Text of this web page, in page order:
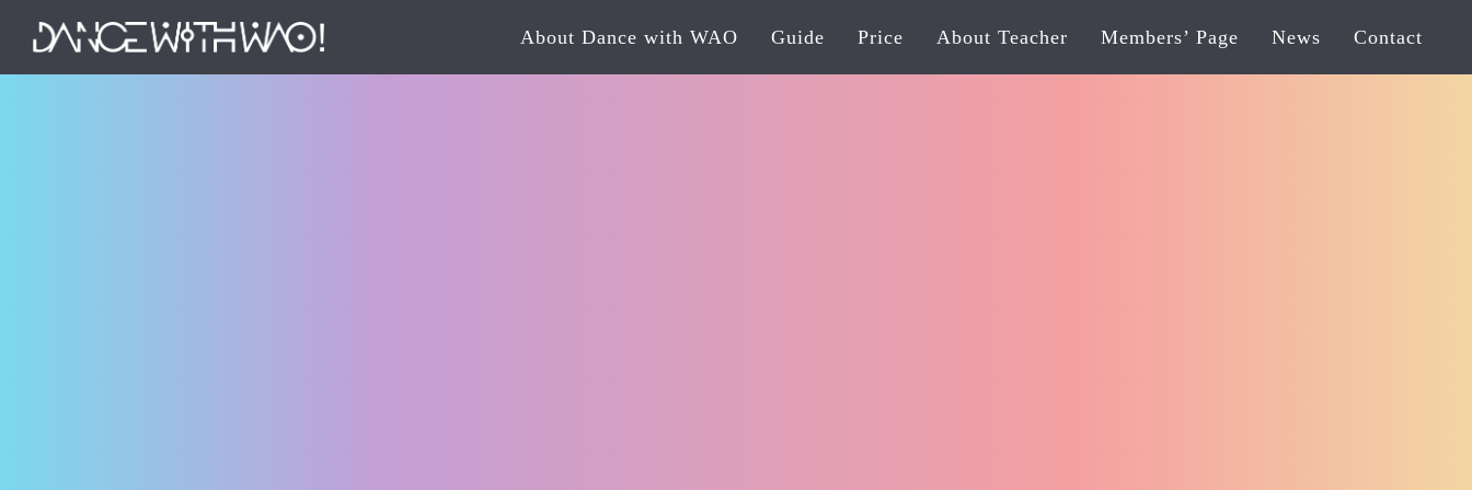
About Dance with WAO Guide Price About Teacher Members’ Page News Contact